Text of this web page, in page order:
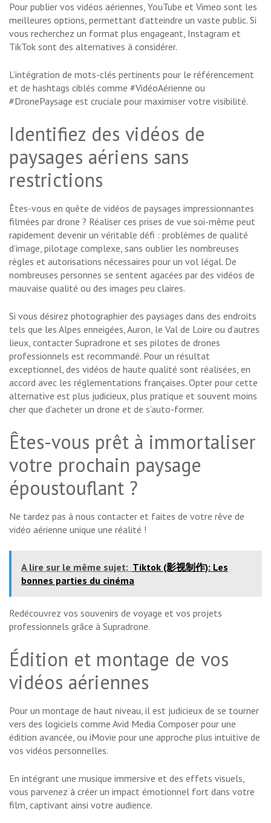
Pour publier vos vidéos aériennes, YouTube et Vimeo sont les
meilleures options, permettant d’atteindre un vaste public. Si
vous recherchez un format plus engageant, Instagram et
TikTok sont des alternatives à considérer.
L’intégration de mots-clés pertinents pour le référencement
et de hashtags ciblés comme #VidéoAérienne ou
#DronePaysage est cruciale pour maximiser votre visibilité.
Identifiez des vidéos de
paysages aériens sans
restrictions
Êtes-vous en quête de vidéos de paysages impressionnantes
filmées par drone ? Réaliser ces prises de vue soi-même peut
rapidement devenir un véritable défi : problèmes de qualité
d’image, pilotage complexe, sans oublier les nombreuses
règles et autorisations nécessaires pour un vol légal. De
nombreuses personnes se sentent agacées par des vidéos de
mauvaise qualité ou des images peu claires.
Si vous désirez photographier des paysages dans des endroits
tels que les Alpes enneigées, Auron, le Val de Loire ou d’autres
lieux, contacter Supradrone et ses pilotes de drones
professionnels est recommandé. Pour un résultat
exceptionnel, des vidéos de haute qualité sont réalisées, en
accord avec les réglementations françaises. Opter pour cette
alternative est plus judicieux, plus pratique et souvent moins
cher que d’acheter un drone et de s’auto-former.
Êtes-vous prêt à immortaliser
votre prochain paysage
époustouflant ?
Ne tardez pas à nous contacter et faites de votre rêve de
vidéo aérienne unique une réalité !
A lire sur le même sujet: Tiktok (影视制作): Les
bonnes parties du cinéma
Redécouvrez vos souvenirs de voyage et vos projets
professionnels grâce à Supradrone.
Édition et montage de vos
vidéos aériennes
Pour un montage de haut niveau, il est judicieux de se tourner
vers des logiciels comme Avid Media Composer pour une
édition avancée, ou iMovie pour une approche plus intuitive de
vos vidéos personnelles.
En intégrant une musique immersive et des effets visuels,
vous parvenez à créer un impact émotionnel fort dans votre
film, captivant ainsi votre audience.